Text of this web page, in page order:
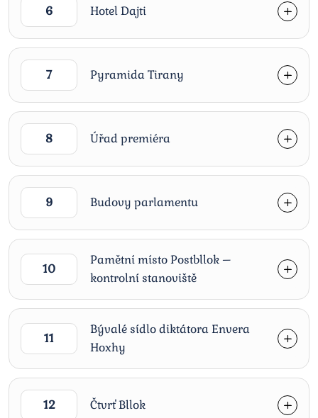
6 Hotel Dajti
7 Pyramida Tirany
8 Úřad premiéra
9 Budovy parlamentu
10
Pamětní místo Postbllok –
kontrolní stanoviště
11
Bývalé sídlo diktátora Envera
Hoxhy
12 Čtvrť Bllok